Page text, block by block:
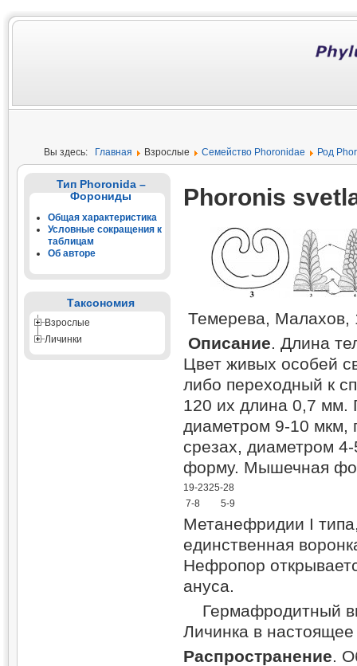
Вы здесь: Главная Взрослые Семейство Phoronidae Род
Тип Phoronida –
Форониды
Общая характеристика
Условные сокращения к
таблицам
Об авторе
Таксономия
Взрослые
Личинки
Phoronis
Темерева, Малахов,
Описание. Длина
Цвет живых особей
либо переходный к
120 их длина 0,7 мм.
диаметром 9-10 мкм,
срезах, диаметром
форму. Мышечная
19-2325-28
7-8
5-9
Метанефридии I
единственная
Нефропор
ануса.
Гермафродитный
Личинка в
Распространение.